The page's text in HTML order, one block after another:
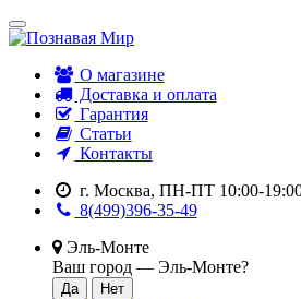
О магазине
Доставка и оплата
Гарантия
Статьи
Контакты
г. Москва, ПН-ПТ 10:00-
8(499)396-35-49
Эль-Монте
Ваш город — Эль-Монте?